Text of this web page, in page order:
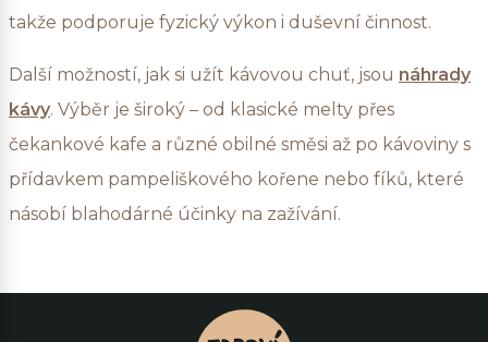
takže podporuje fyzický výkon i duševní činnost.
Další možností, jak si užít kávovou chuť, jsou náhrady
kávy. Výběr je široký – od klasické melty přes
čekankové kafe a různé obilné směsi až po kávoviny s
přídavkem pampeliškového kořene nebo fíků, které
násobí blahodárné účinky na zažívání.